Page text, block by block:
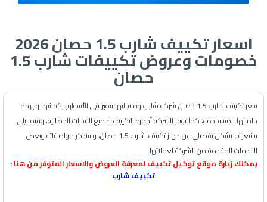
اسعار تكييف شارب 1.5 حصان 2026
خصومات وعروض تكييفات شارب 1.5
حصان
سعر تكييف شارب 1.5 حصان شركة شارب ومنتجاتها تتميز في الأسواق بكفائتها وجودة
خاماتها المستخدمة، كما توفر الشركة أجهزة التكييف بجميع القدرات الحصانية، وفيما يلي
سنتعرف بشكل تفصيلي عن جهاز تكييف شارب 1.5 حصان، وسنذكر مواصفاته وبعض
الخدمات المقدمة من الشركة لعملائها
يمكنك زيارة موقع توكيل تكييف لمعرفة العروض والاسعار المتوفر من هنا :
تكييف شارب